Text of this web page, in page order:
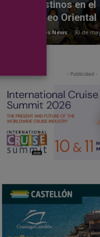
nuevos destinos en el
Mediterraneo Oriental
Redacción Cruises News - 30 de
- Publicidad -